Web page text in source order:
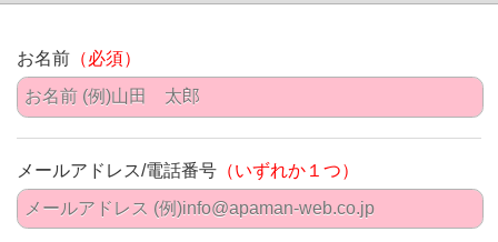
お名前 （必須）
メールアドレス/電話番号 （いずれか１つ）